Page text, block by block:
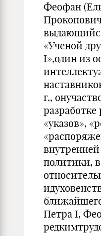
Феофан
«Ученой
I»,один из
г.,
«указов»,
политики,
Петра I,